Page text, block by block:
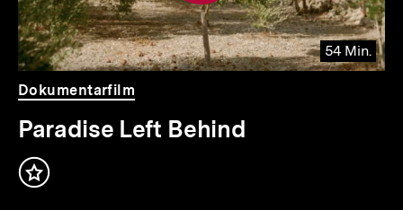
54 Min.
Video
Dauer
54
Min.
Dokumentarfilm
Paradise Left Behind
Inhalt